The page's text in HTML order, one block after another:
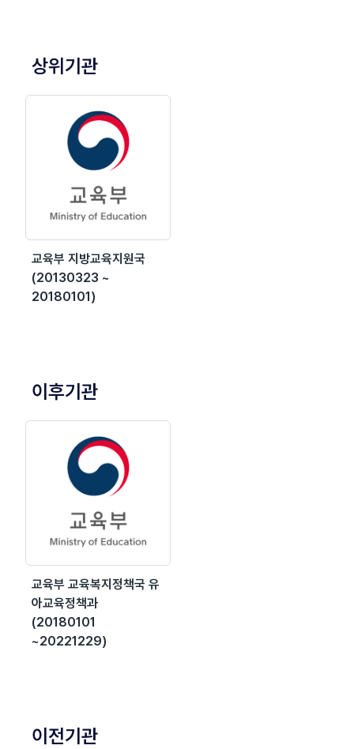
상위기관
교육부 지방교육지원국
(20130323 ~
20180101)
이후기관
교육부 교육복지정책국 유
아교육정책과
(20180101
~20221229)
이전기관